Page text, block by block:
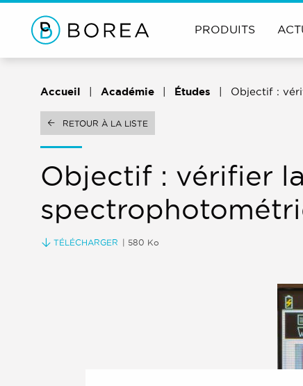
PRODUITS
Accueil Académie Études Objectif :
RETOUR À LA LISTE
Objectif : vérifier
TÉLÉCHARGER | 580 Ko